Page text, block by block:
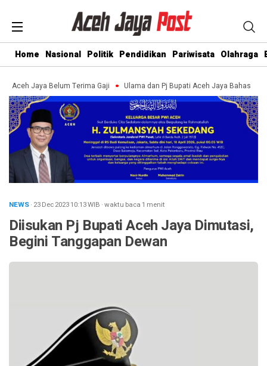
Home Nasional Politik Pendidikan Pariwisata Olahraga
Jaya Belum Terima Gaji Ulama dan Pj Bupati Aceh Jaya Bahas
NEWS· 23 Dec 202310:13WIB ·waktu baca 1 menit
Diisukan Pj Bupati Aceh Jaya Dimutasi,
Begini Tanggapan Dewan